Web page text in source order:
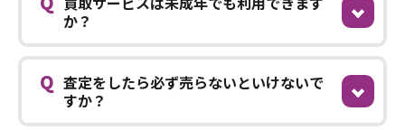
か？
Q 査定をしたら必ず売らないといけないで
すか？